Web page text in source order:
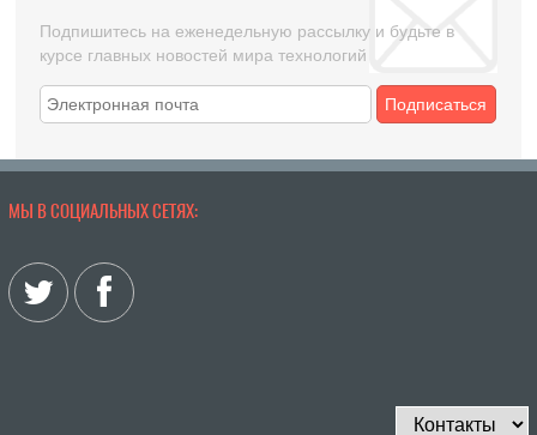
Подпишитесь на еженедельную рассылку и будьте в
курсе главных новостей мира технологий
Подписаться
МЫ В СОЦИАЛЬНЫХ СЕТЯХ: